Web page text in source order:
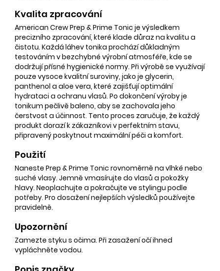
Kvalita zpracování
American Crew Prep & Prime Tonic je výsledkem
precizního zpracování, které klade důraz na kvalitu a
čistotu. Každá láhev tonika prochází důkladným
testováním v bezchybné výrobní atmosféře, kde se
dodržují přísné hygienické normy. Při výrobě se využívají
pouze vysoce kvalitní suroviny, jako je glycerin,
panthenol a aloe vera, které zajišťují optimální
hydrataci a ochranu vlasů. Po dokončení výroby je
tonikum pečlivě baleno, aby se zachovala jeho
čerstvost a účinnost. Tento proces zaručuje, že každý
produkt dorazí k zákazníkovi v perfektním stavu,
připravený poskytnout maximální péči a komfort.
Použití
Naneste Prep & Prime Tonic rovnoměrně na vlhké nebo
suché vlasy. Jemně vmasírujte do vlasů a pokožky
hlavy. Neoplachujte a pokračujte ve stylingu podle
potřeby. Pro dosažení nejlepších výsledků používejte
pravidelně.
Upozornění
Zamezte styku s očima. Při zasažení očí ihned
vypláchněte vodou.